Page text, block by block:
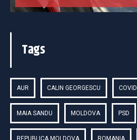
Tags
AUR CALIN GEORGESCU COVID
MAIA SANDU MOLDOVA PSD
REPUBLICA MOLDOVA ROMANIA